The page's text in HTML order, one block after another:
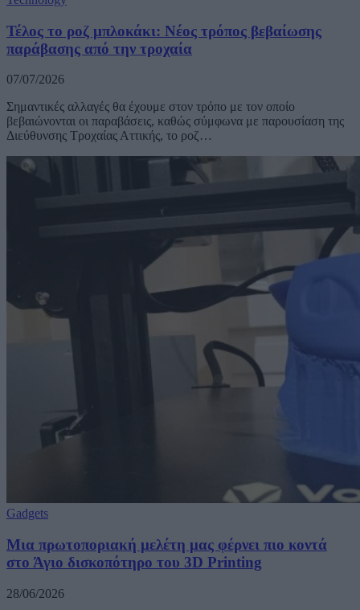
Τέλος το ροζ μπλοκάκι: Νέος τρόπος βεβαίωσης
παράβασης από την τροχαία
07/07/2026
Σημαντικές αλλαγές θα έχουμε στον τρόπο με τον οποίο
βεβαιώνονται οι παραβάσεις, καθώς σύμφωνα με παρουσίαση της
Διεύθυνσης Τροχαίας Αττικής, το ροζ…
Gadgets
Μια πρωτοποριακή μελέτη μας φέρνει πιο κοντά
στο Άγιο δισκοπότηρο του 3D Printing
28/06/2026